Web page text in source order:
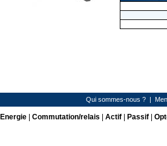
Qui sommes-nous ? |
Energie| Commutation/relais Actif| Passif|